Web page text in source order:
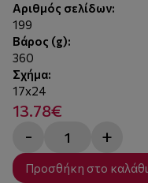
Αριθμός σελίδων:
199
Βάρος (g):
360
Σχήμα:
17x24
13.78€
- +
Προσθήκη στο καλάθι